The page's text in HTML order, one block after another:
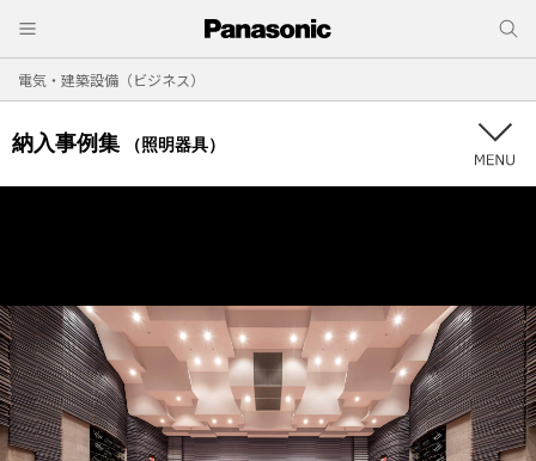
電気・建築設備（ビジネス）
納入事例集 （照明器具）